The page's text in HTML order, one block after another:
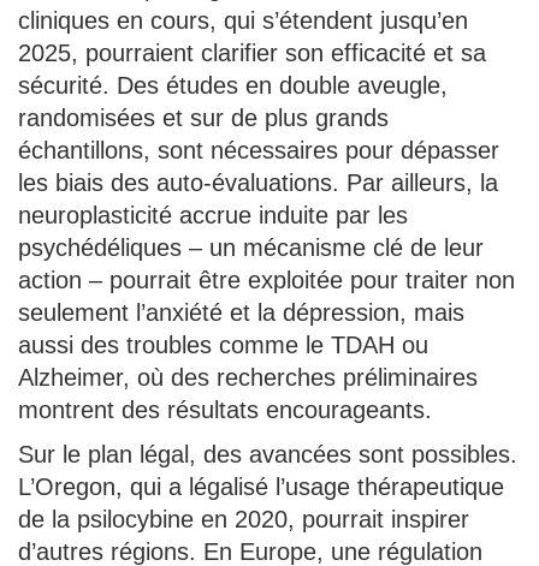
cliniques en cours, qui s’étendent jusqu’en
2025, pourraient clarifier son efficacité et sa
sécurité. Des études en double aveugle,
randomisées et sur de plus grands
échantillons, sont nécessaires pour dépasser
les biais des auto-évaluations. Par ailleurs, la
neuroplasticité accrue induite par les
psychédéliques – un mécanisme clé de leur
action – pourrait être exploitée pour traiter non
seulement l’anxiété et la dépression, mais
aussi des troubles comme le TDAH ou
Alzheimer, où des recherches préliminaires
montrent des résultats encourageants.
Sur le plan légal, des avancées sont possibles.
L’Oregon, qui a légalisé l’usage thérapeutique
de la psilocybine en 2020, pourrait inspirer
d’autres régions. En Europe, une régulation